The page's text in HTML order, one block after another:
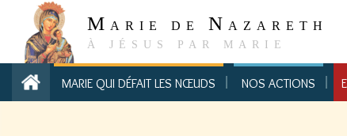
M ARIE DE N AZARETH
À JÉSUS PAR MARIE
MARIE QUI DÉFAIT LES NŒUDS NOS ACTIONS